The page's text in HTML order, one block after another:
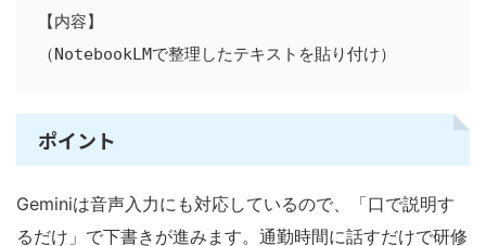
【内容】
ポイント
Geminiは音声入力にも対応しているので、「口で説明す
るだけ」で下書きが進みます。通勤時間に話すだけで研修